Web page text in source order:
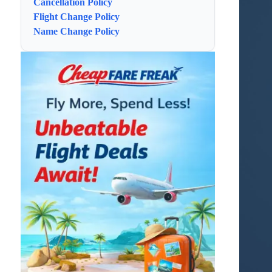
Cancellation Policy
Flight Change Policy
Name Change Policy